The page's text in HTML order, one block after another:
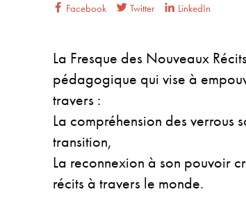
Facebook Twitter LinkedIn
La Fresque des Nouveaux
pédagogique qui vise à
travers :
La compréhension des verrous
transition,
La reconnexion à son pouvoir
récits à travers le monde.